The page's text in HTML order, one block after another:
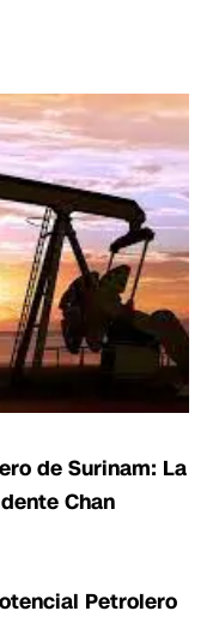
de Surinam: La
Chan
Petrolero